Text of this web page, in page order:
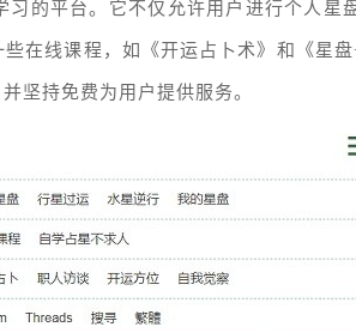
的平台。它不仅允许用户进行个人星
在线课程，如《开运占卜术》和《星
坚持免费为用户提供服务。